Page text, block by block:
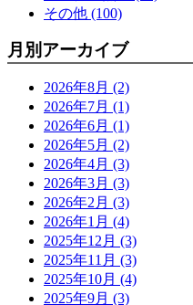
その他 (100)
月別アーカイブ
2026年8月 (2)
2026年7月 (1)
2026年6月 (1)
2026年5月 (2)
2026年4月 (3)
2026年3月 (3)
2026年2月 (3)
2026年1月 (4)
2025年12月 (3)
2025年11月 (3)
2025年10月 (4)
2025年9月 (3)